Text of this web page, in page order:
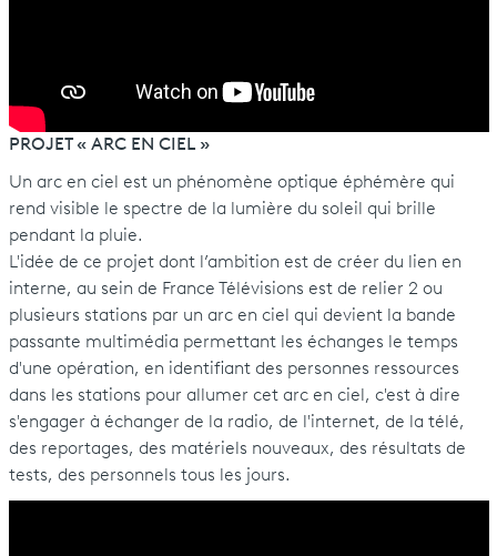
PROJET « ARC EN CIEL »
Un arc en ciel est un phénomène optique éphémère qui
rend visible le spectre de la lumière du soleil qui brille
pendant la pluie.
L'idée de ce projet dont l’ambition est de créer du lien en
interne, au sein de France Télévisions est de relier 2 ou
plusieurs stations par un arc en ciel qui devient la bande
passante multimédia permettant les échanges le temps
d'une opération, en identifiant des personnes ressources
dans les stations pour allumer cet arc en ciel, c'est à dire
s'engager à échanger de la radio, de l'internet, de la télé,
des reportages, des matériels nouveaux, des résultats de
tests, des personnels tous les jours.